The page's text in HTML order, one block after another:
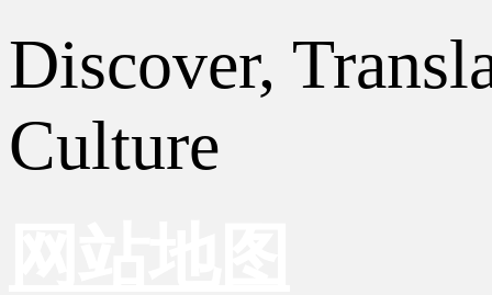
Discover,
Culture